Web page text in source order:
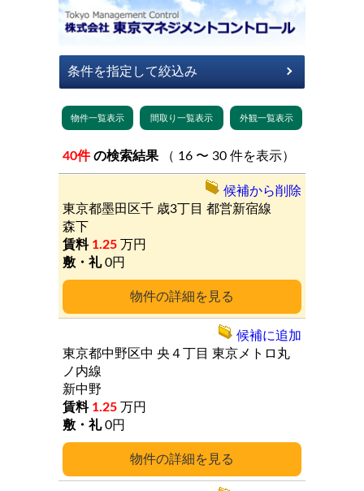
40件 の検索結果 （ 16 〜 30 件を表示）
詳細
東京都墨田区千 歳3丁目 都営新宿線
森下
1.25 万円
0円
候補から削除
詳細
東京都中野区中 央４丁目 東京メトロ丸
ノ内線
新中野
1.25 万円
0円
候補に追加